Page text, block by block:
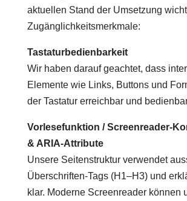
aktuellen Stand der Umsetzung
Zugänglichkeitsmerkmale:
Tastaturbedienbarkeit
Wir haben darauf geachtet, dass
Elemente wie Links, Buttons und
der Tastatur erreichbar und
Vorlesefunktion / Screenreader-
& ARIA-Attribute
Unsere Seitenstruktur verwendet
Überschriften-Tags (H1–H3) und
klar. Moderne Screenreader können